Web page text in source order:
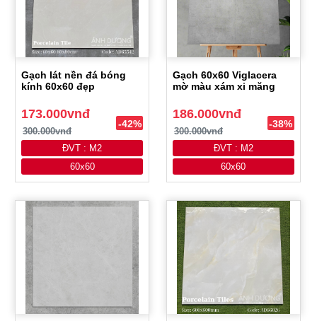
Gạch lát nền đá bóng
kính 60x60 đẹp
173.000vnđ
300.000vnđ
-42%
ĐVT : M2
60x60
Gạch 60x60 Viglacera
mờ màu xám xi măng
186.000vnđ
300.000vnđ
-38%
ĐVT : M2
60x60